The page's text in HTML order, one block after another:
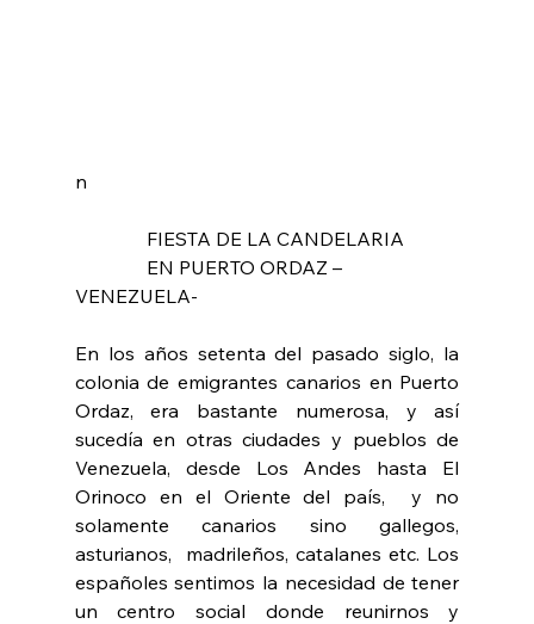
n
FIESTA DE LA CANDELARIA
EN PUERTO ORDAZ –
VENEZUELA-
En los años setenta del pasado siglo, la
colonia de emigrantes canarios en Puerto
Ordaz, era bastante numerosa, y así
sucedía en otras ciudades y pueblos de
Venezuela, desde Los Andes hasta El
Orinoco en el Oriente del país,  y no
solamente canarios sino gallegos,
asturianos,  madrileños, catalanes etc. Los
españoles sentimos la necesidad de tener
un centro social donde reunirnos y